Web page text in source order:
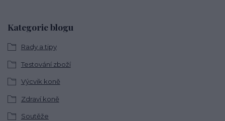
Kategorie blogu
Rady a tipy
Testování zboží
Výcvik koně
Zdraví koně
Soutěže